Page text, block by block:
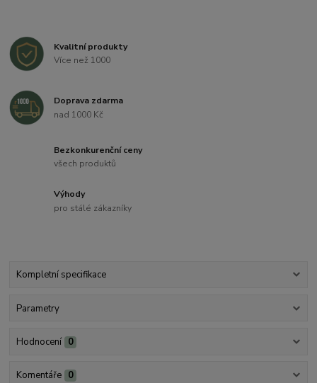
Kvalitní produkty
Více než 1000
Doprava zdarma
nad 1000 Kč
Bezkonkurenční ceny
všech produktů
Výhody
pro stálé zákazníky
Kompletní specifikace
Parametry
Hodnocení 0
Komentáře 0